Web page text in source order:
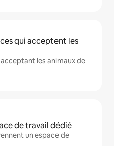
qui acceptent les
les animaux de
de travail dédié
un espace de